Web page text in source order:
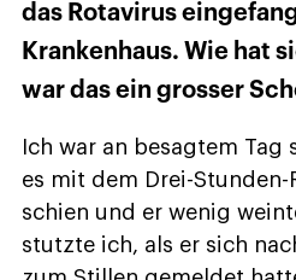
das Rotavirus
Krankenhaus. Wie hat
war das ein grosser
Ich war an besagtem
es mit dem Drei-
schien und er wenig
stutzte ich, als er sich